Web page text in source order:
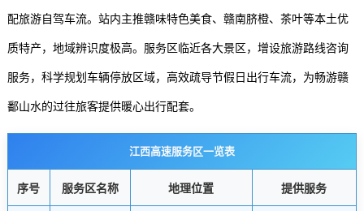
充电站
用车百科
销量榜
经销商
配旅游自驾车流。站内主推赣味特色美食、赣南脐橙、茶叶等本土优
质特产，地域辨识度极高。服务区临近各大景区，增设旅游路线咨询
服务，科学规划车辆停放区域，高效疏导节假日出行车流，为畅游赣
鄱山水的过往旅客提供暖心出行配套。
江西高速服务区一览表
序号 服务区名称 地理位置 提供服务